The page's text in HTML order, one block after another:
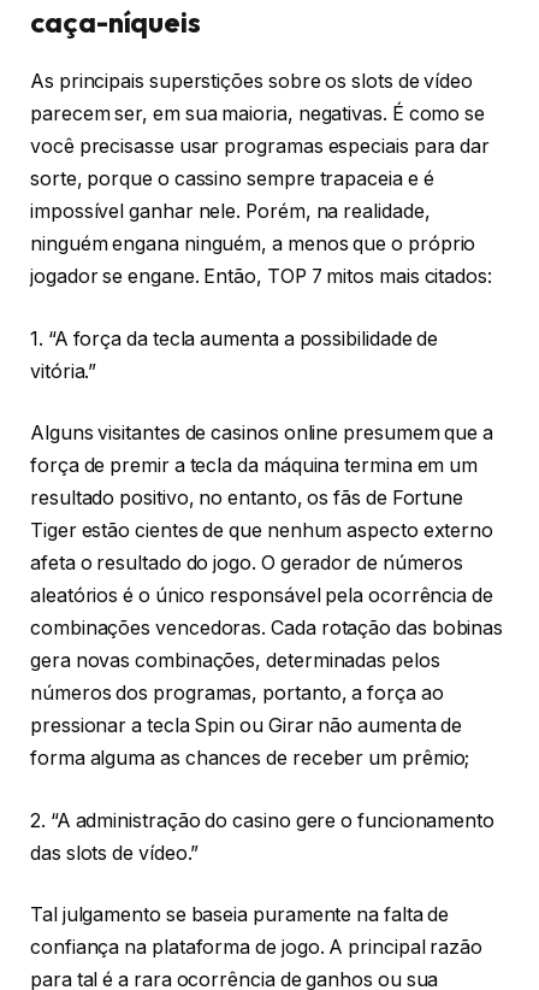
caça-níqueis
As principais superstições sobre os slots de vídeo
parecem ser, em sua maioria, negativas. É como se
você precisasse usar programas especiais para dar
sorte, porque o cassino sempre trapaceia e é
impossível ganhar nele. Porém, na realidade,
ninguém engana ninguém, a menos que o próprio
jogador se engane. Então, TOP 7 mitos mais citados:
1. “A força da tecla aumenta a possibilidade de
vitória.”
Alguns visitantes de casinos online presumem que a
força de premir a tecla da máquina termina em um
resultado positivo, no entanto, os fãs de Fortune
Tiger estão cientes de que nenhum aspecto externo
afeta o resultado do jogo. O gerador de números
aleatórios é o único responsável pela ocorrência de
combinações vencedoras. Cada rotação das bobinas
gera novas combinações, determinadas pelos
números dos programas, portanto, a força ao
pressionar a tecla Spin ou Girar não aumenta de
forma alguma as chances de receber um prêmio;
2. “A administração do casino gere o funcionamento
das slots de vídeo.”
Tal julgamento se baseia puramente na falta de
confiança na plataforma de jogo. A principal razão
para tal é a rara ocorrência de ganhos ou sua